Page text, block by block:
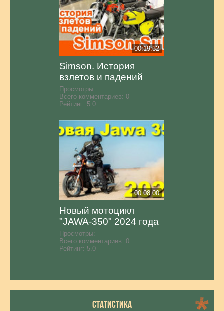
00:19:32
Simson. История
взлетов и падений
Просмотры:
Всего комментариев: 0
Рейтинг: 5.0
00:08:00
Новый мотоцикл
"JAWA-350" 2024 года
Просмотры:
Всего комментариев: 0
Рейтинг: 5.0
СТАТИСТИКА